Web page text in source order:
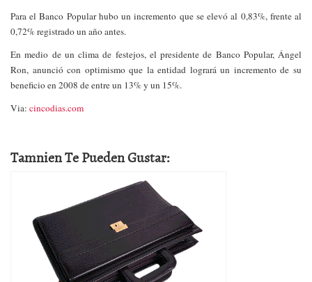
Para el Banco Popular hubo un incremento que se elevó al 0,83%, frente al
0,72% registrado un año antes.
En medio de un clima de festejos, el presidente de Banco Popular, Ángel
Ron, anunció con optimismo que la entidad logrará un incremento de su
beneficio en 2008 de entre un 13% y un 15%.
Via: cincodias.com
Tamnien Te Pueden Gustar: